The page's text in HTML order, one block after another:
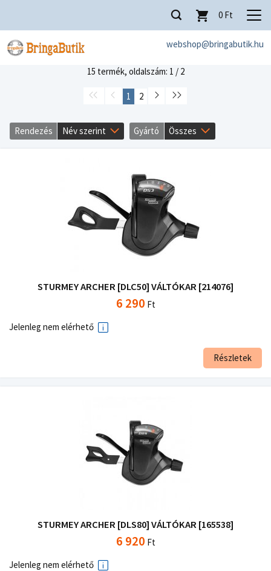
webshop@bringabutik.hu
0 Ft
15 termék, oldalszám: 1 / 2
1 2
Rendezés Név szerint Gyártó Összes
STURMEY ARCHER [DLC50] VÁLTÓKAR [214076]
6 290 Ft
Jelenleg nem elérhető
Részletek
STURMEY ARCHER [DLS80] VÁLTÓKAR [165538]
6 920 Ft
Jelenleg nem elérhető